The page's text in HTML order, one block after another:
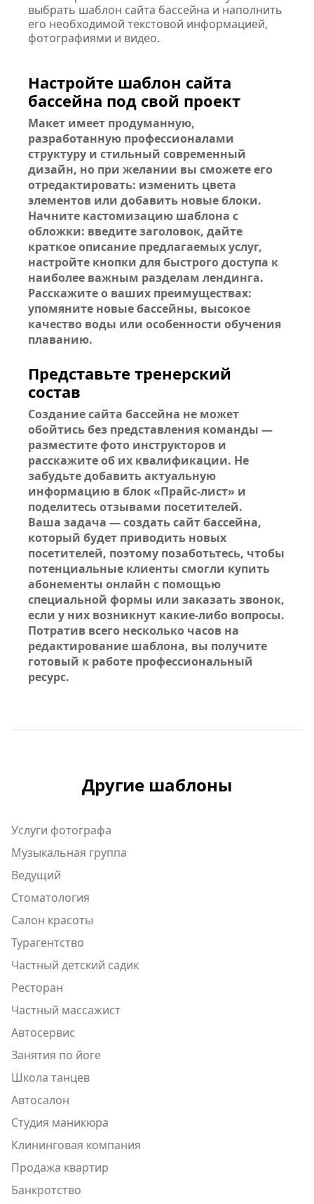
выбрать шаблон сайта бассейна и наполнить
его необходимой текстовой информацией,
фотографиями и видео.
Настройте шаблон сайта
бассейна под свой проект
Макет имеет продуманную,
разработанную профессионалами
структуру и стильный современный
дизайн, но при желании вы сможете его
отредактировать: изменить цвета
элементов или добавить новые блоки.
Начните кастомизацию шаблона с
обложки: введите заголовок, дайте
краткое описание предлагаемых услуг,
настройте кнопки для быстрого доступа к
наиболее важным разделам лендинга.
Расскажите о ваших преимуществах:
упомяните новые бассейны, высокое
качество воды или особенности обучения
плаванию.
Представьте тренерский
состав
Создание сайта бассейна не может
обойтись без представления команды —
разместите фото инструкторов и
расскажите об их квалификации. Не
забудьте добавить актуальную
информацию в блок «Прайс-лист» и
поделитесь отзывами посетителей.
Ваша задача — создать сайт бассейна,
который будет приводить новых
посетителей, поэтому позаботьтесь, чтобы
потенциальные клиенты смогли купить
абонементы онлайн с помощью
специальной формы или заказать звонок,
если у них возникнут какие-либо вопросы.
Потратив всего несколько часов на
редактирование шаблона, вы получите
готовый к работе профессиональный
ресурс.
Другие шаблоны
Услуги фотографа
Музыкальная группа
Ведущий
Стоматология
Салон красоты
Турагентство
Частный детский садик
Ресторан
Частный массажист
Автосервис
Занятия по йоге
Школа танцев
Автосалон
Студия маникюра
Клининговая компания
Продажа квартир
Банкротство